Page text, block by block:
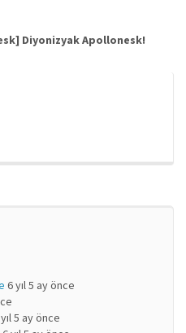
Diyonizyak Apollonesk!
6 yıl 5 ay önce
5 ay önce